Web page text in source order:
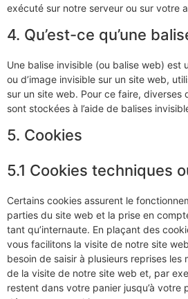
exécuté sur notre serveur ou sur votre
4. Qu’est-ce qu’une
Une balise invisible (ou balise web) est
ou d’image invisible sur un site web,
sur un site web. Pour ce faire, diverses
sont stockées à l’aide de balises
5. Cookies
5.1 Cookies techniques
Certains cookies assurent le
parties du site web et la prise en
tant qu’internaute. En plaçant des
vous facilitons la visite de notre site
besoin de saisir à plusieurs reprises les
de la visite de notre site web et, par
restent dans votre panier jusqu’à votre